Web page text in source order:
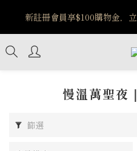
MW OLD ERA｜7/30-8/
新註冊會員享$100購物金，
MW OLD ERA｜7/30-8/5
慢溫萬聖夜
篩選